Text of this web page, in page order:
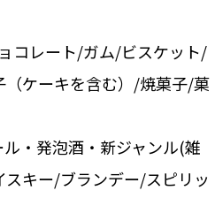
レート/ガム/ビスケット/
ケーキを含む）/焼菓子/菓
・発泡酒・新ジャンル(雑
キー/ブランデー/スピリッ